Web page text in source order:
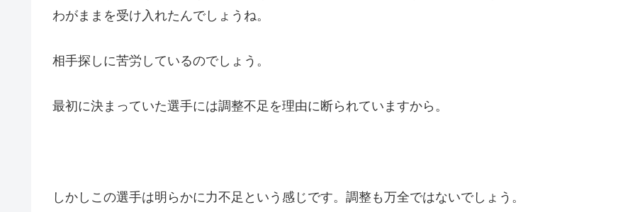
わがままを受け入れたんでしょうね。
相手探しに苦労しているのでしょう。
最初に決まっていた選手には調整不足を理由に断られていますから。
しかしこの選手は明らかに力不足という感じです。調整も万全ではないでしょう。